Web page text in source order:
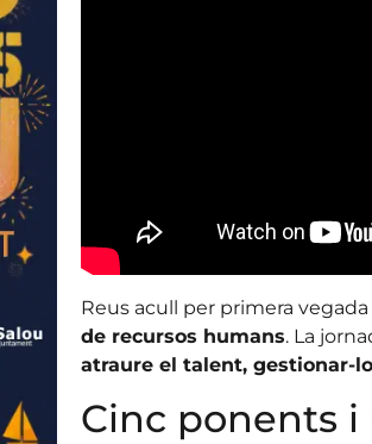
Reus acull per primera vegada
de recursos humans. La
atraure el talent, gestionar-
Cinc ponents i